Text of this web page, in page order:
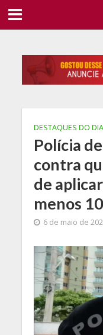
DESTAQUES DO DIA
Polícia
contra
de
menos
6 de maio de